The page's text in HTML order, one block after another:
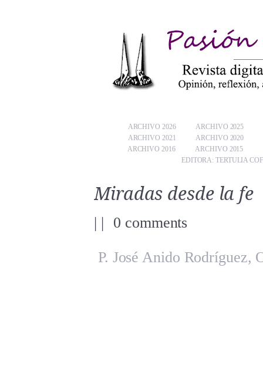
ARCHIVO 2026
ARCHIVO 2025
ARCHIVO 2021
ARCHIVO 2020
ARCHIVO 2016
ARCHIVO 2015
EDITORA: TERTULIA
Miradas desde la fe
| | 0 comments
P. José Anido Rodríguez,